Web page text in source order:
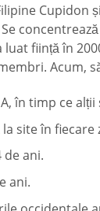
ființă în
Acum,
în timp ce
site în fiecare
ani.
ani.